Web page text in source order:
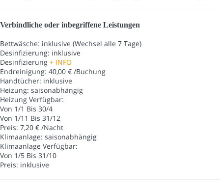
Verbindliche oder inbegriffene Leistungen
Bettwäsche: inklusive (Wechsel alle 7 Tage)
Desinfizierung: inklusive
Desinfizierung + INFO
Endreinigung: 40,00 € /Buchung
Handtücher: inklusive
Heizung: saisonabhängig
Heizung Verfügbar:
Von 1/1 Bis 30/4
Von 1/11 Bis 31/12
Preis: 7,20 € /Nacht
Klimaanlage: saisonabhängig
Klimaanlage Verfügbar:
Von 1/5 Bis 31/10
Preis: inklusive